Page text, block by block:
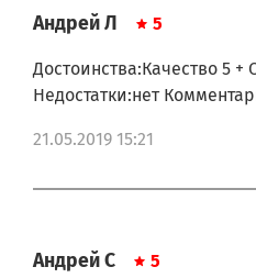
F1081NDP.ABWPBAL
F1081NDP.ABWPKIV
F1081NDP5.ALSPCOM
F1203CDP.ABWPCOM
F1281NDP5.ALSPCOM
F1281NDP5.ALSPKIV
Андрей Л 5
Достоинства:Качество 5 +
Недостатки:нет
21.05.2019 15:21
Андрей С 5